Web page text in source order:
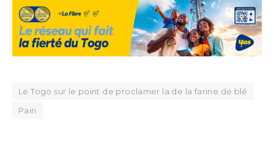
Le Togo sur le point de proclamer la de la farine de blé
Pain